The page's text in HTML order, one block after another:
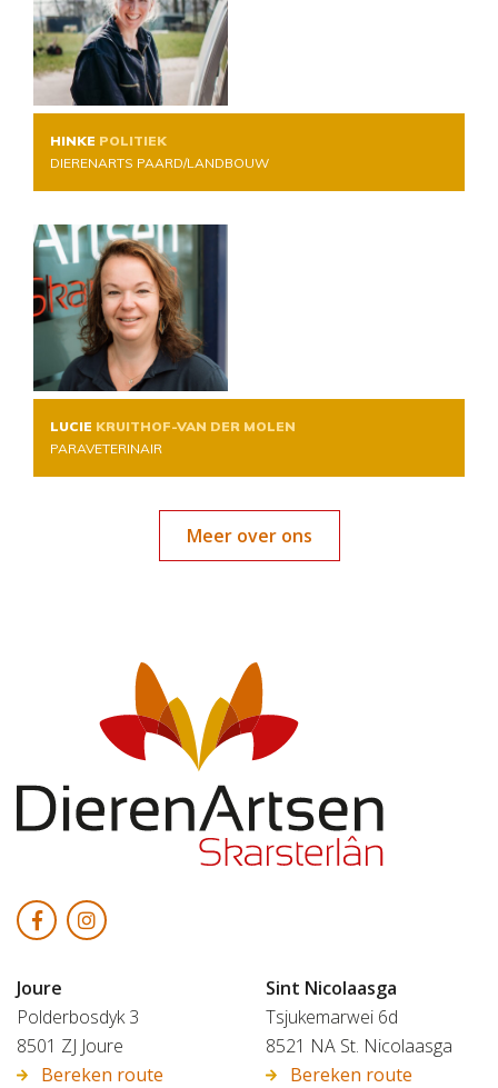
HINKE POLITIEK
DIERENARTS PAARD/LANDBOUW
LUCIE KRUITHOF-VAN DER MOLEN
PARAVETERINAIR
Meer over ons
Joure
Polderbosdyk 3
8501 ZJ Joure
Bereken route
Sint Nicolaasga
Tsjukemarwei 6d
8521 NA St. Nicolaasga
Bereken route